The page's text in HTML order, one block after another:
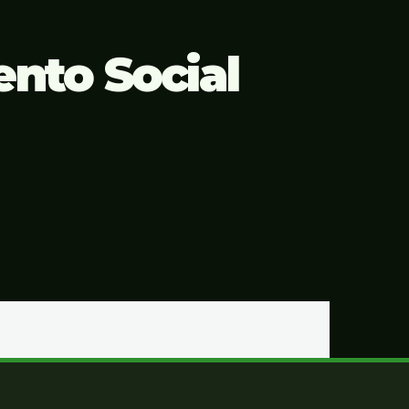
Social